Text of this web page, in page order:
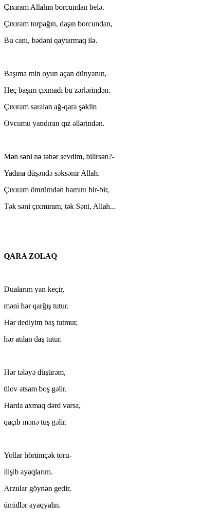
Çıxıram Allahın borcundan belə.
Çıxıram torpağın, daşın borcundan,
Bu canı, bədəni qaytarmaq ilə.
Başıma min oyun açan dünyanın,
Heç başım çıxmadı bu zərlərindən.
Çıxıram saralan ağ-qara şəklin
Ovcumu yandıran qız əllərindən.
Mən səni nə təhər sevdim, bilirsən?-
Yadına düşəndə səksənir Allah.
Çıxıram ömrümdən hamını bir-bir,
Tək səni çıxmıram, tək Səni, Allah...
QARA ZOLAQ
Dualarım yan keçir,
məni hər qarğış tutur.
Hər dediyim baş tutmur,
hər atılan daş tutur.
Hər tələyə düşürəm,
tilov atsam boş gəlir.
Harda axmaq dərd varsa,
qaçıb mənə tuş gəlir.
Yollar hörümçək toru-
ilişib ayaqlarım.
Arzular göynən gedir,
ümidlər ayaqyalın.